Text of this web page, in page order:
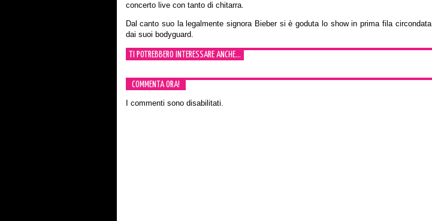
concerto live con tanto di chitarra.
Dal canto suo la legalmente signora Bieber si è goduta lo show in prima fila circondata
dai suoi bodyguard.
TI POTREBBERO INTERESSARE ANCHE...
COMMENTA ORA!
I commenti sono disabilitati.